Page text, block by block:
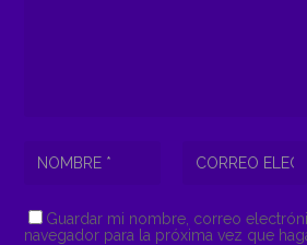
Guardar mi nombre, correo
navegador para la próxima vez que